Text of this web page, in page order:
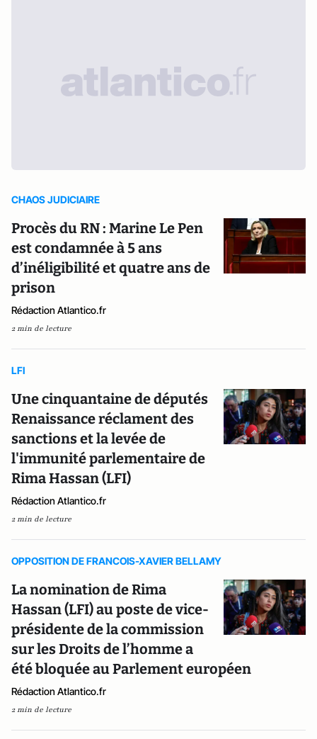
CHAOS JUDICIAIRE
Procès du RN : Marine Le Pen
est condamnée à 5 ans
d’inéligibilité et quatre ans de
prison
Rédaction Atlantico.fr
2 min de lecture
LFI
Une cinquantaine de députés
Renaissance réclament des
sanctions et la levée de
l'immunité parlementaire de
Rima Hassan (LFI)
Rédaction Atlantico.fr
2 min de lecture
OPPOSITION DE FRANCOIS-XAVIER BELLAMY
La nomination de Rima
Hassan (LFI) au poste de vice-
présidente de la commission
sur les Droits de l’homme a
été bloquée au Parlement européen
Rédaction Atlantico.fr
2 min de lecture